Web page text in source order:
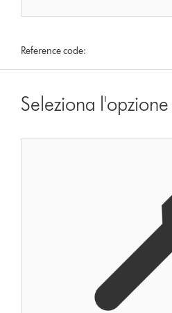
Reference code:
Seleziona